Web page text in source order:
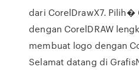
dari CorelDrawX7. Pilih�
dengan CorelDRAW
membuat logo dengan
Selamat datang di